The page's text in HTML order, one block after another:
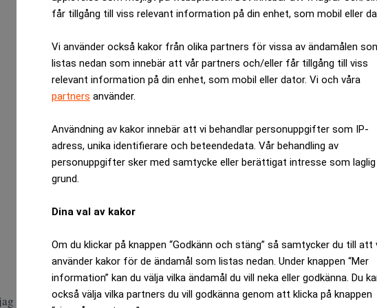
får tillgång till viss relevant information på din enhet, som mobil eller
Vi använder också kakor från olika partners för vissa av ändamålen
listas nedan som innebär att vår partners och/eller får tillgång till viss
relevant information på din enhet, som mobil eller dator. Vi och våra
partners använder.
Användning av kakor innebär att vi behandlar personuppgifter som IP-
adress, unika identifierare och beteendedata. Vår behandling av
personuppgifter sker med samtycke eller berättigat intresse som laglig
grund.
Dina val av kakor
Om du klickar på knappen “Godkänn och stäng” så samtycker du till att
använder kakor för de ändamål som listas nedan. Under knappen “Mer
information” kan du välja vilka ändamål du vill neka eller godkänna. Du
också välja vilka partners du vill godkänna genom att klicka på knappen
inte en uppköpsvåg från utlandet